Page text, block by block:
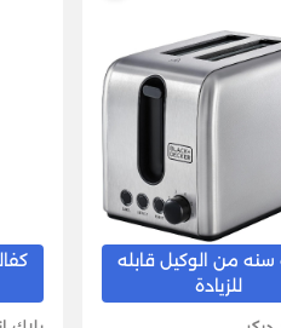
سنه من الوكيل قابله
للزيادة